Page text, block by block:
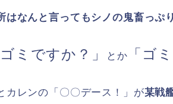
はなんと言ってもシノの鬼畜っぷ
ゴミですか？」 とか 「ゴ
カレンの「〇〇デース！」が某戦